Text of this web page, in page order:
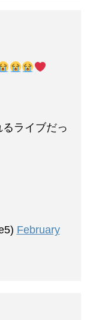
ライブだっ
February